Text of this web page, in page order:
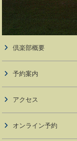
倶楽部概要
予約案内
アクセス
オンライン予約